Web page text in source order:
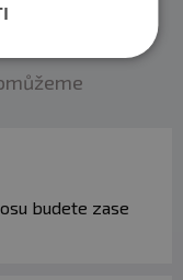
budete zase